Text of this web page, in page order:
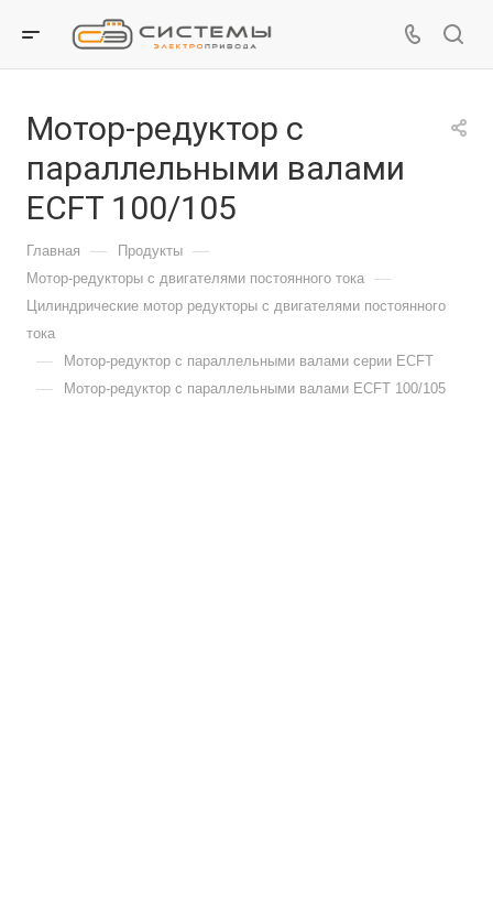
Мотор-редуктор с
параллельными валами
ECFT 100/105
Главная — Продукты —
Мотор-редукторы с двигателями постоянного тока —
Цилиндрические мотор редукторы с двигателями постоянного
тока
— Мотор-редуктор с параллельными валами серии ECFT
— Мотор-редуктор с параллельными валами ECFT 100/105